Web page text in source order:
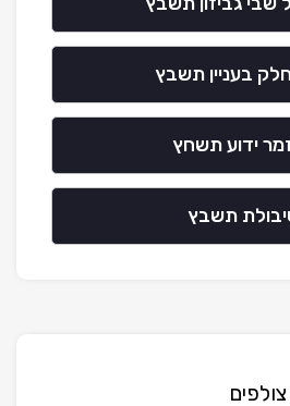
בעניין תשבץ
ידוע תשחץ
תשבץ